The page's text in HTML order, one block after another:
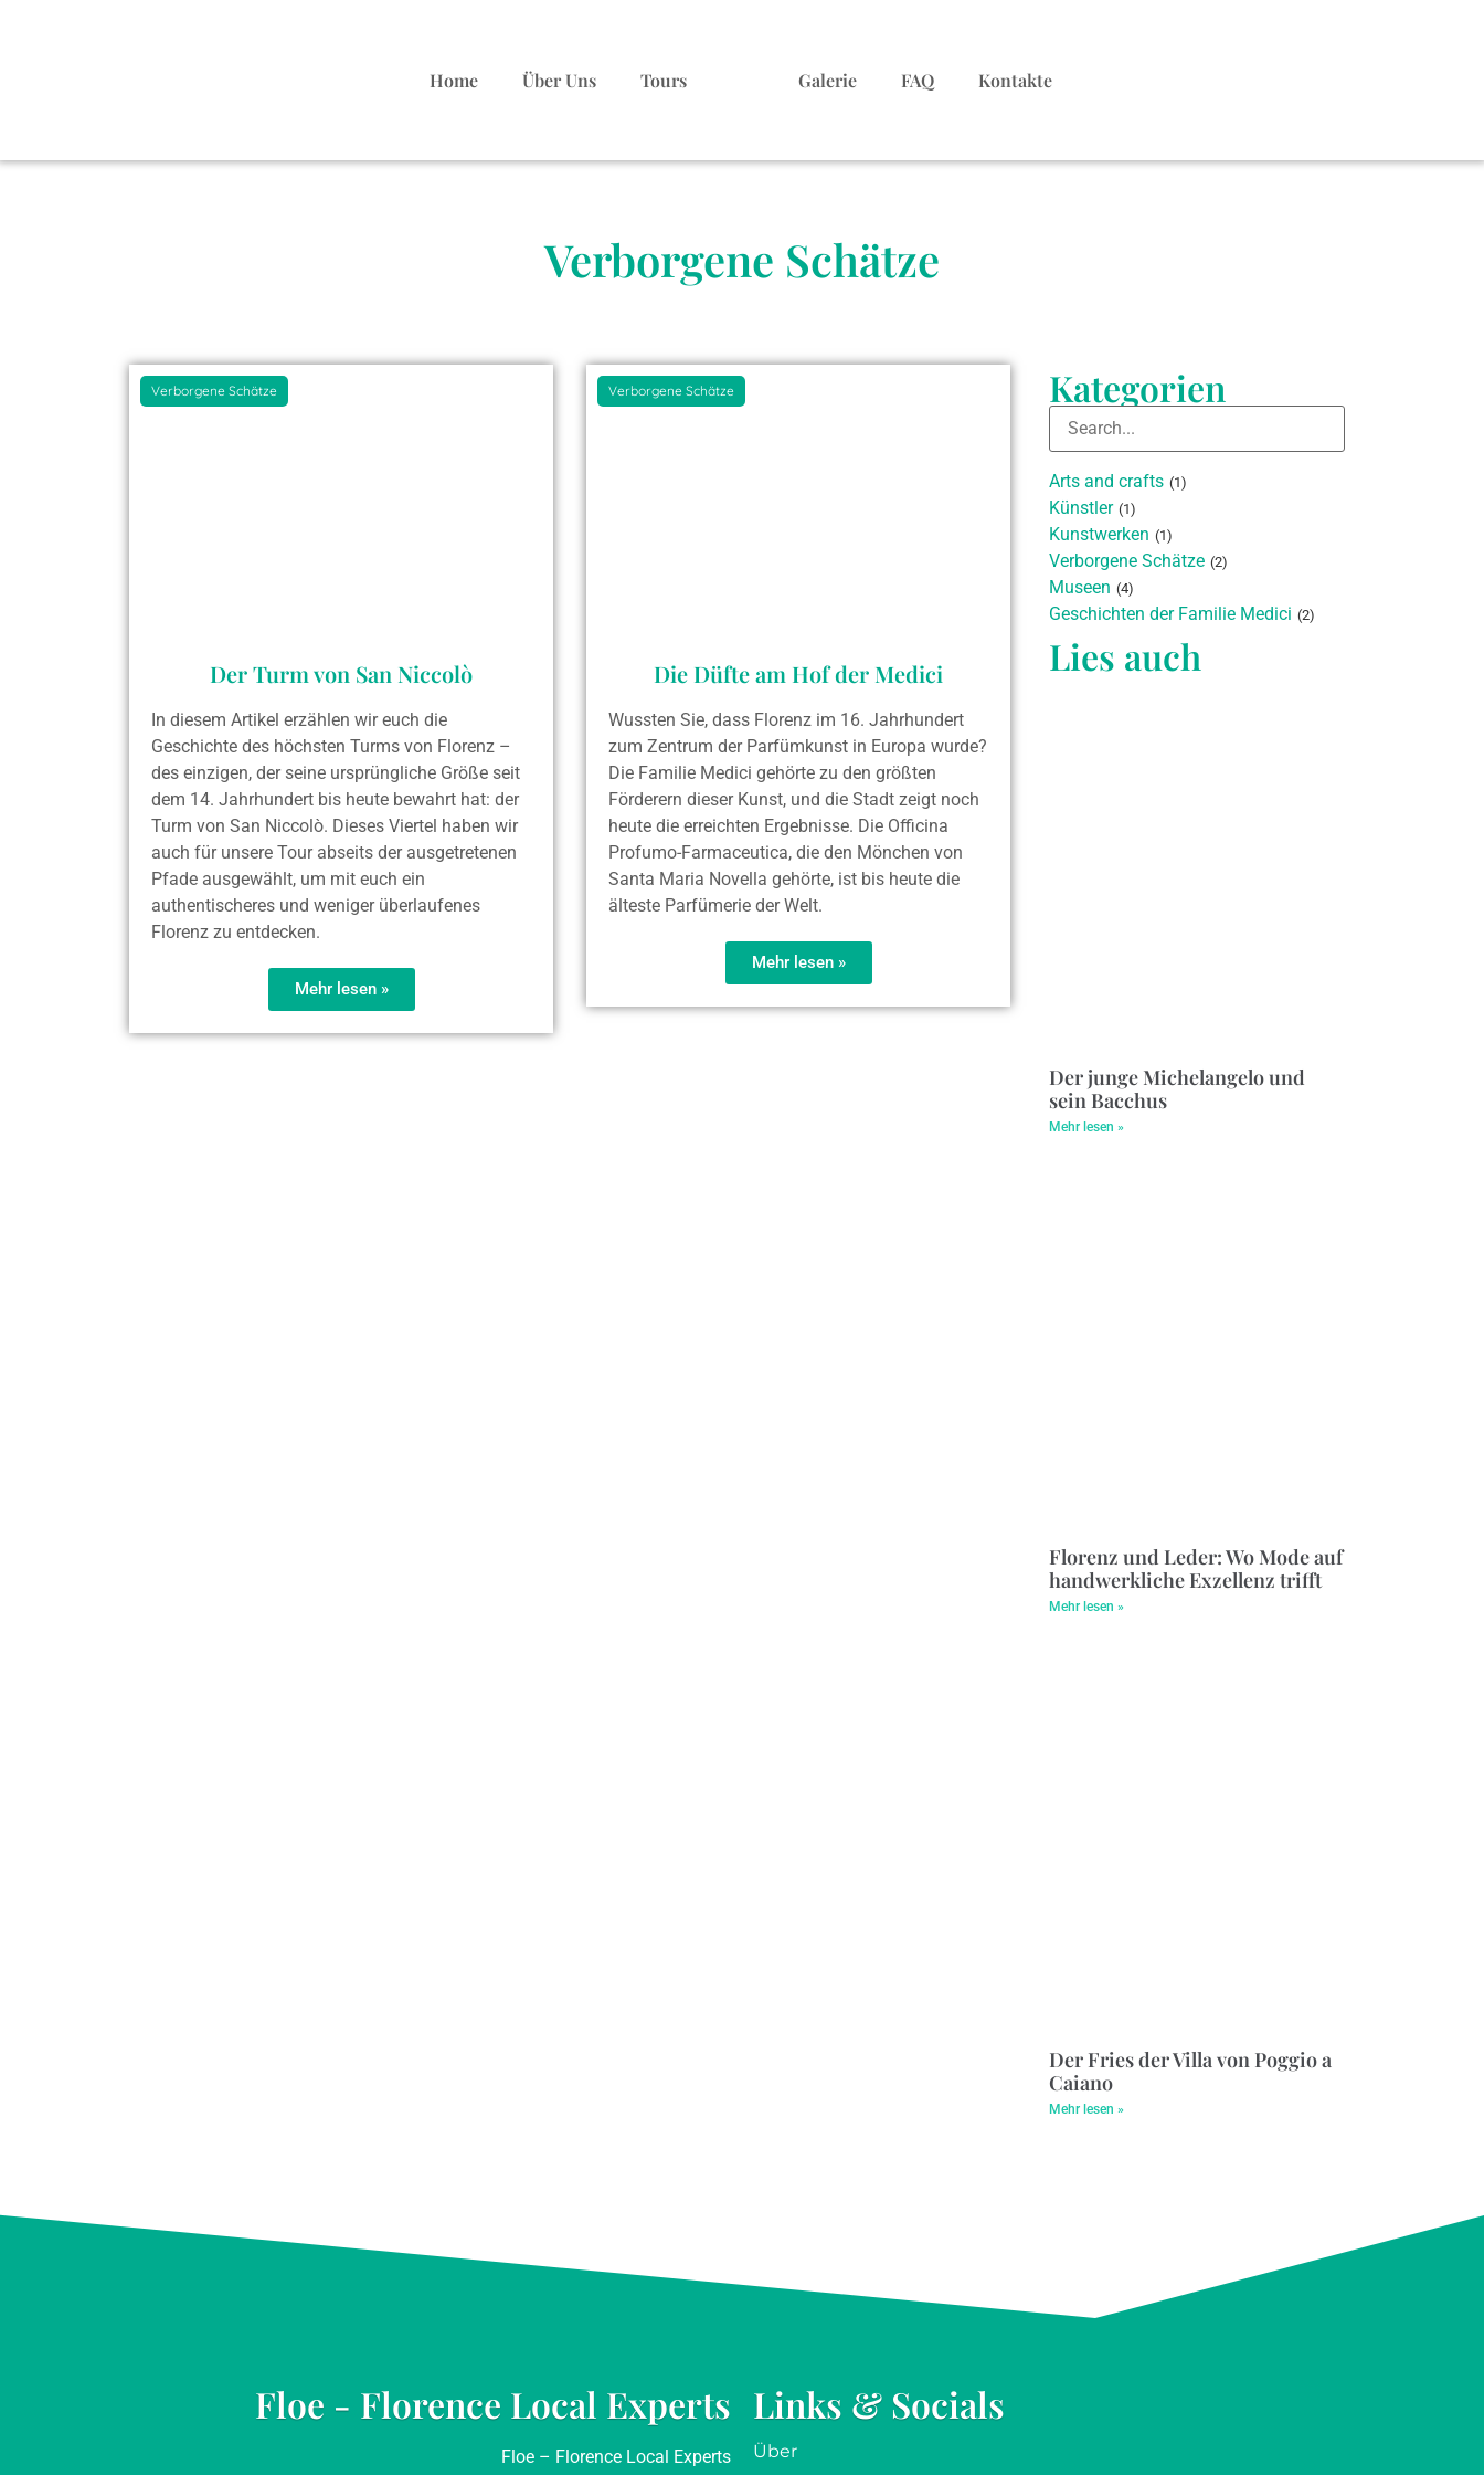
Home Über Uns Tours Galerie FAQ Kontakte
Verborgene Schätze
Verborgene Schätze
Der Turm von San Niccolò
In diesem Artikel erzählen wir euch die
Geschichte des höchsten Turms von Florenz –
des einzigen, der seine ursprüngliche Größe seit
dem 14. Jahrhundert bis heute bewahrt hat: der
Turm von San Niccolò. Dieses Viertel haben wir
auch für unsere Tour abseits der ausgetretenen
Pfade ausgewählt, um mit euch ein
authentischeres und weniger überlaufenes
Florenz zu entdecken.
Mehr lesen »
Verborgene Schätze
Die Düfte am Hof der Medici
Wussten Sie, dass Florenz im 16. Jahrhundert
zum Zentrum der Parfümkunst in Europa wurde?
Die Familie Medici gehörte zu den größten
Förderern dieser Kunst, und die Stadt zeigt noch
heute die erreichten Ergebnisse. Die Officina
Profumo-Farmaceutica, die den Mönchen von
Santa Maria Novella gehörte, ist bis heute die
älteste Parfümerie der Welt.
Mehr lesen »
Kategorien
Arts and crafts (1)
Künstler (1)
Kunstwerken (1)
Verborgene Schätze (2)
Museen (4)
Geschichten der Familie Medici (2)
Lies auch
Der junge Michelangelo und
sein Bacchus
Mehr lesen »
Florenz und Leder: Wo Mode auf
handwerkliche Exzellenz trifft
Mehr lesen »
Der Fries der Villa von Poggio a
Caiano
Mehr lesen »
Floe - Florence Local Experts
Floe – Florence Local Experts
Links & Socials
Über